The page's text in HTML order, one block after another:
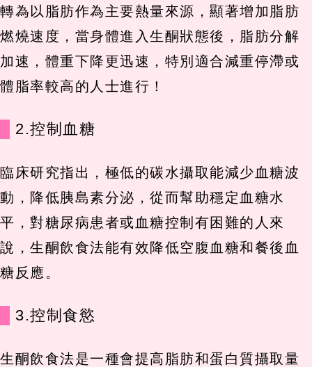
轉為以脂肪作為主要熱量來源，顯著增加脂肪
燃燒速度，當身體進入生酮狀態後，脂肪分解
加速，體重下降更迅速，特別適合減重停滯或
體脂率較高的人士進行！
2.控制血糖
臨床研究指出，極低的碳水攝取能減少血糖波
動，降低胰島素分泌，從而幫助穩定血糖水
平，對糖尿病患者或血糖控制有困難的人來
說，生酮飲食法能有效降低空腹血糖和餐後血
糖反應。
3.控制食慾
生酮飲食法是一種會提高脂肪和蛋白質攝取量